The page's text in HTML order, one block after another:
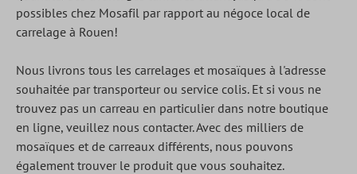
possibles chez Mosafil par rapport au négoce local de
carrelage à Rouen!
Nous livrons tous les carrelages et mosaïques à l'adresse
souhaitée par transporteur ou service colis. Et si vous ne
trouvez pas un carreau en particulier dans notre boutique
en ligne, veuillez nous contacter. Avec des milliers de
mosaïques et de carreaux différents, nous pouvons
également trouver le produit que vous souhaitez.